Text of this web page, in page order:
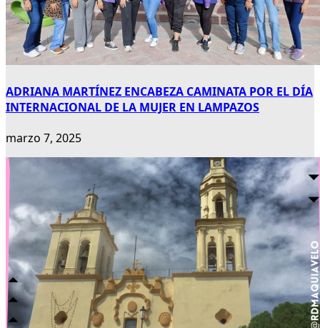
ADRIANA MARTÍNEZ ENCABEZA CAMINATA POR EL DÍA
INTERNACIONAL DE LA MUJER EN LAMPAZOS
marzo 7, 2025